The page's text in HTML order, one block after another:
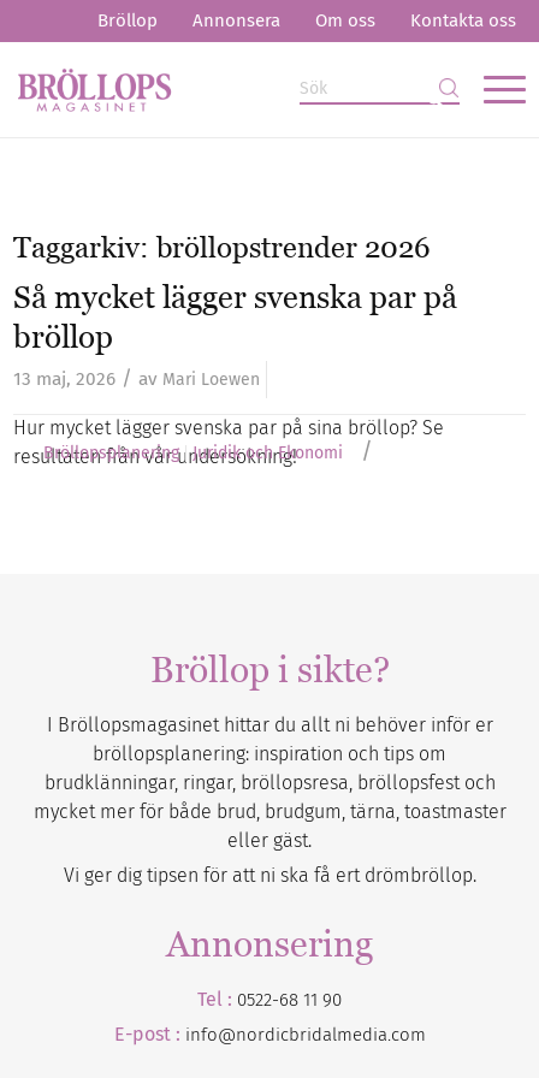
Bröllop Annonsera Om oss Kontakta oss
Taggarkiv:bröllopstrender 2026
Så mycket lägger svenska par på
bröllop
13 maj, 2026 / av Mari Loewen
Hur mycket lägger svenska par på sina bröllop? Se
resultaten från vår undersökning!
Bröllopsplanering Juridik och Ekonomi /
Bröllop i sikte?
I Bröllopsmagasinet hittar du allt ni behöver inför er
bröllopsplanering: inspiration och tips om
brudklänningar, ringar, bröllopsresa, bröllopsfest och
mycket mer för både brud, brudgum, tärna, toastmaster
eller gäst.
Vi ger dig tipsen för att ni ska få ert drömbröllop.
Annonsering
Tel : 0522-68 11 90
E-post : info@nordicbridalmedia.com